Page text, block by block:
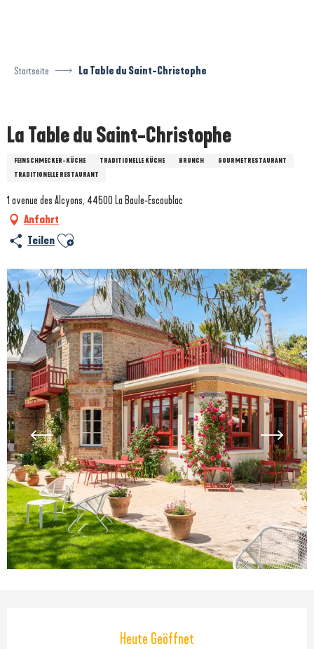
Startseite La Table du Saint-Christophe
La Table du Saint-Christophe
FEINSCHMECKER-KÜCHE TRADITIONELLE KÜCHE BRUNCH
GOURMETRESTAURANT
TRADITIONELLE RESTAURANT
1 avenue des Alcyons, 44500 La Baule-Escoublac
Anfahrt
Teilen Ajouter aux favoris
Öffnungszeiten & Kontaktdaten
Heute Geöffnet